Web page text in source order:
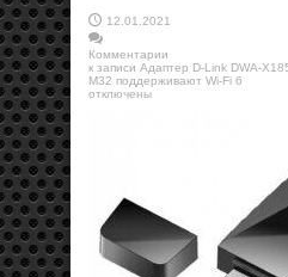
12.01.2021
Комментарии
к записи Адаптер D-Link DWA-
M32 поддерживают Wi-Fi 6
отключены